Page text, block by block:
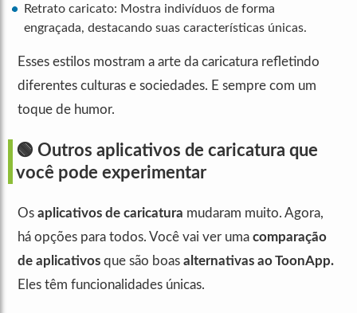
Retrato caricato: Mostra indivíduos de forma
engraçada, destacando suas características únicas.
Esses estilos mostram a arte da caricatura refletindo
diferentes culturas e sociedades. E sempre com um
toque de humor.
🟢 Outros aplicativos de caricatura que
você pode experimentar
Os aplicativos de caricatura mudaram muito. Agora,
há opções para todos. Você vai ver uma comparação
de aplicativos que são boas alternativas ao ToonApp.
Eles têm funcionalidades únicas.